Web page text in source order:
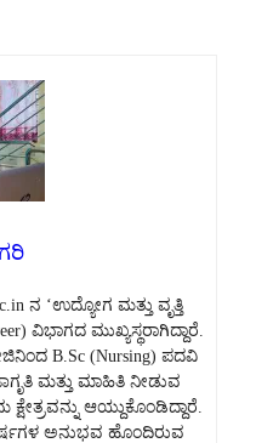
ನ ‘ಉದ್ಯೋಗ ಮತ್ತು ವೃತ್ತಿ
ವಿಭಾಗದ ಮುಖ್ಯಸ್ಥರಾಗಿದ್ದಾರೆ.
B.Sc (Nursing) ಪದವಿ
ಮತ್ತು ಮಾಹಿತಿ ನೀಡುವ
ಆಯ್ದುಕೊಂಡಿದ್ದಾರೆ.
ಅನುಭವ ಹೊಂದಿರುವ